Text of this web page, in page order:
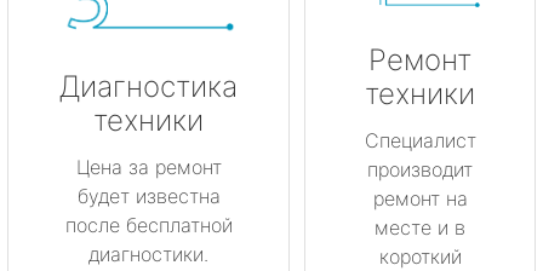
Диагностика
техники
Цена за ремонт
будет известна
после бесплатной
диагностики.
Ремонт
техники
Специалист
производит
ремонт на
месте и в
короткий